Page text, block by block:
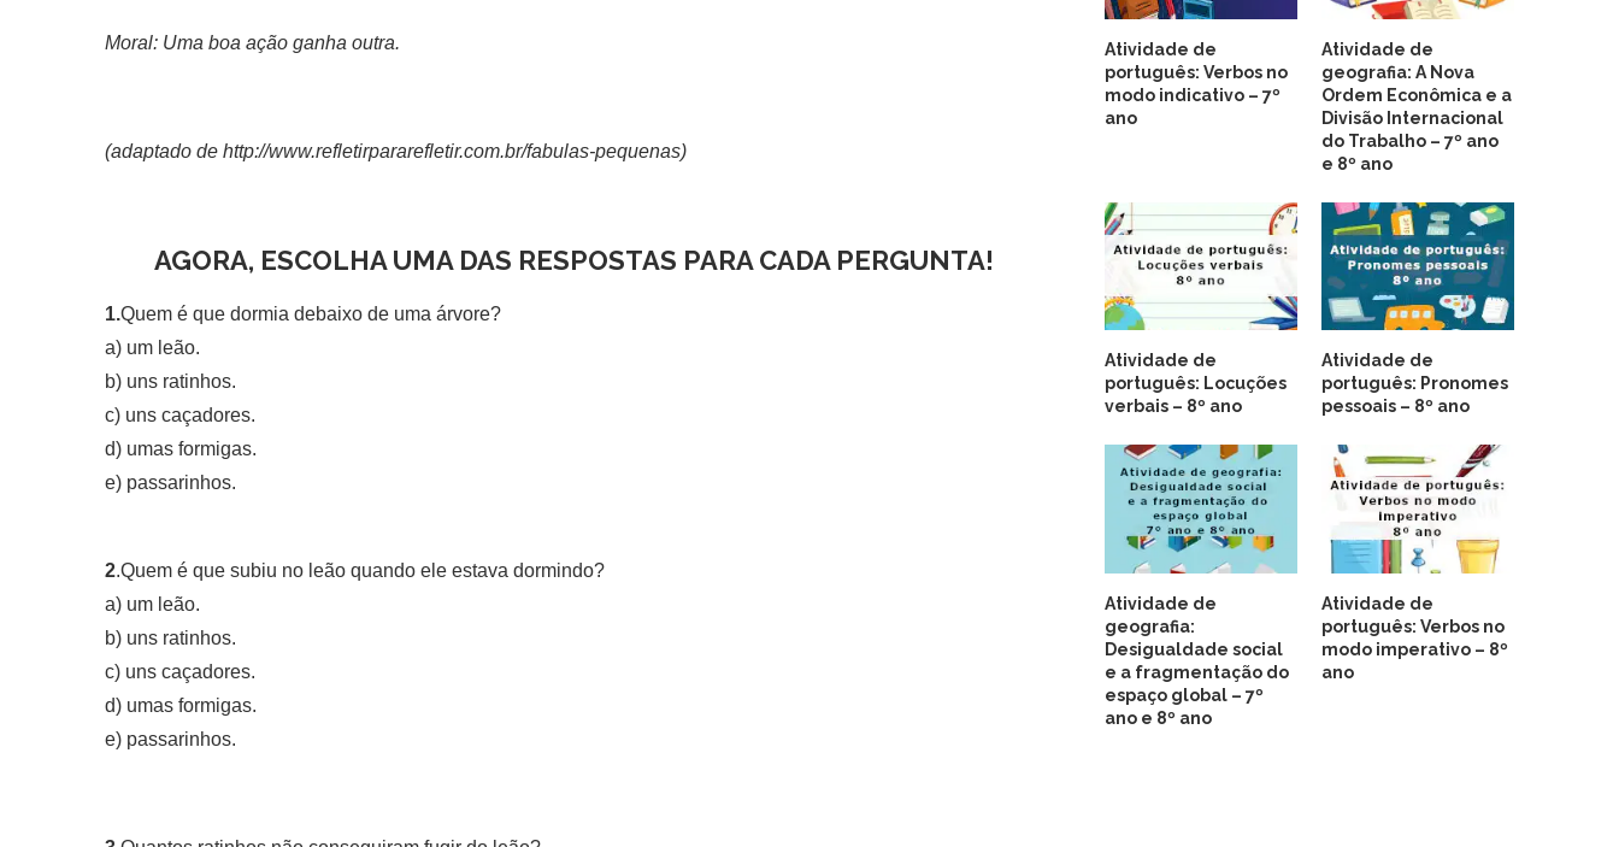
Moral: Uma boa ação ganha outra.
(adaptado de http://www.refletirpararefletir.com.br/fabulas-pequenas)
AGORA, ESCOLHA UMA DAS RESPOSTAS PARA CADA PERGUNTA!
1.Quem é que dormia debaixo de uma árvore?
a) um leão.
b) uns ratinhos.
c) uns caçadores.
d) umas formigas.
e) passarinhos.
2.Quem é que subiu no leão quando ele estava dormindo?
a) um leão.
b) uns ratinhos.
c) uns caçadores.
d) umas formigas.
e) passarinhos.
Atividade de
português: Verbos no
modo indicativo – 7º
ano
Atividade de
geografia: A Nova
Ordem Econômica e a
Divisão Internacional
do Trabalho – 7º ano
e 8º ano
Atividade de
português: Locuções
verbais – 8º ano
Atividade de
português: Pronomes
pessoais – 8º ano
Atividade de
geografia:
Desigualdade social
e a fragmentação do
espaço global – 7º
ano e 8º ano
Atividade de
português: Verbos no
modo imperativo – 8º
ano